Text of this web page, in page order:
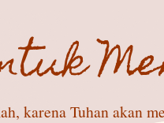
karena Tuhan akan